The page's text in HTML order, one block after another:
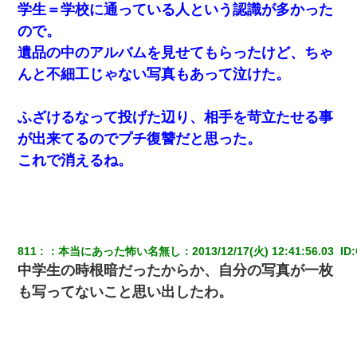
学生＝学校に通っている人という認識が多かった
ので。
遺品の中のアルバムを見せてもらったけど、ちゃ
んと不細工じゃない写真もあって泣けた。
ふざけるなって投げた辺り、相手を苛立たせる事
が出来てるのでプチ復讐だと思った。
これで消えるね。
811 ：本当にあった怖い名無し ：2013/12/17(火) 12:41:56.03 ID:
中学生の時根暗だったからか、自分の写真が一枚
も写ってないこと思い出したわ。